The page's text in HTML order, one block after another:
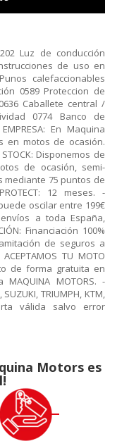
Luz de conducción
de uso en
calefaccionables
0589 Proteccion de
Caballete central /
0774 Banco de
En Maquina
en motos de ocasión.
Disponemos de
de ocasión, semi-
mediante 75 puntos de
12 meses. -
oscilar entre 199€
envíos a toda España,
Financiación 100%
de seguros a
TU MOTO
de forma gratuita en
MOTORS. -
SUZUKI, TRIUMPH, KTM,
válida salvo error
Motors es